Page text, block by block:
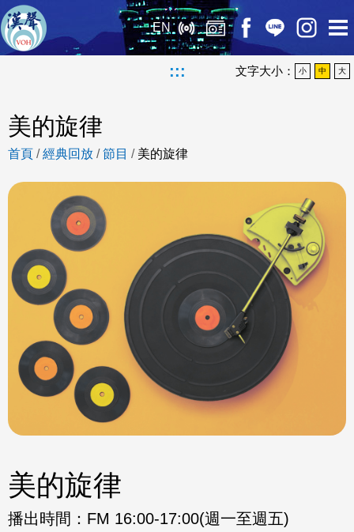
EN
::: 文字大小： 小 中 大
美的旋律
首頁 /經典回放 /節目 / 美的旋律
美的旋律
播出時間： FM 16:00-17:00(週一至週五)